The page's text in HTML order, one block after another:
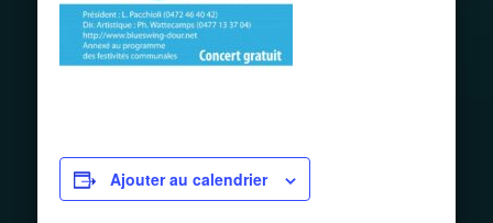
Ajouter au calendrier